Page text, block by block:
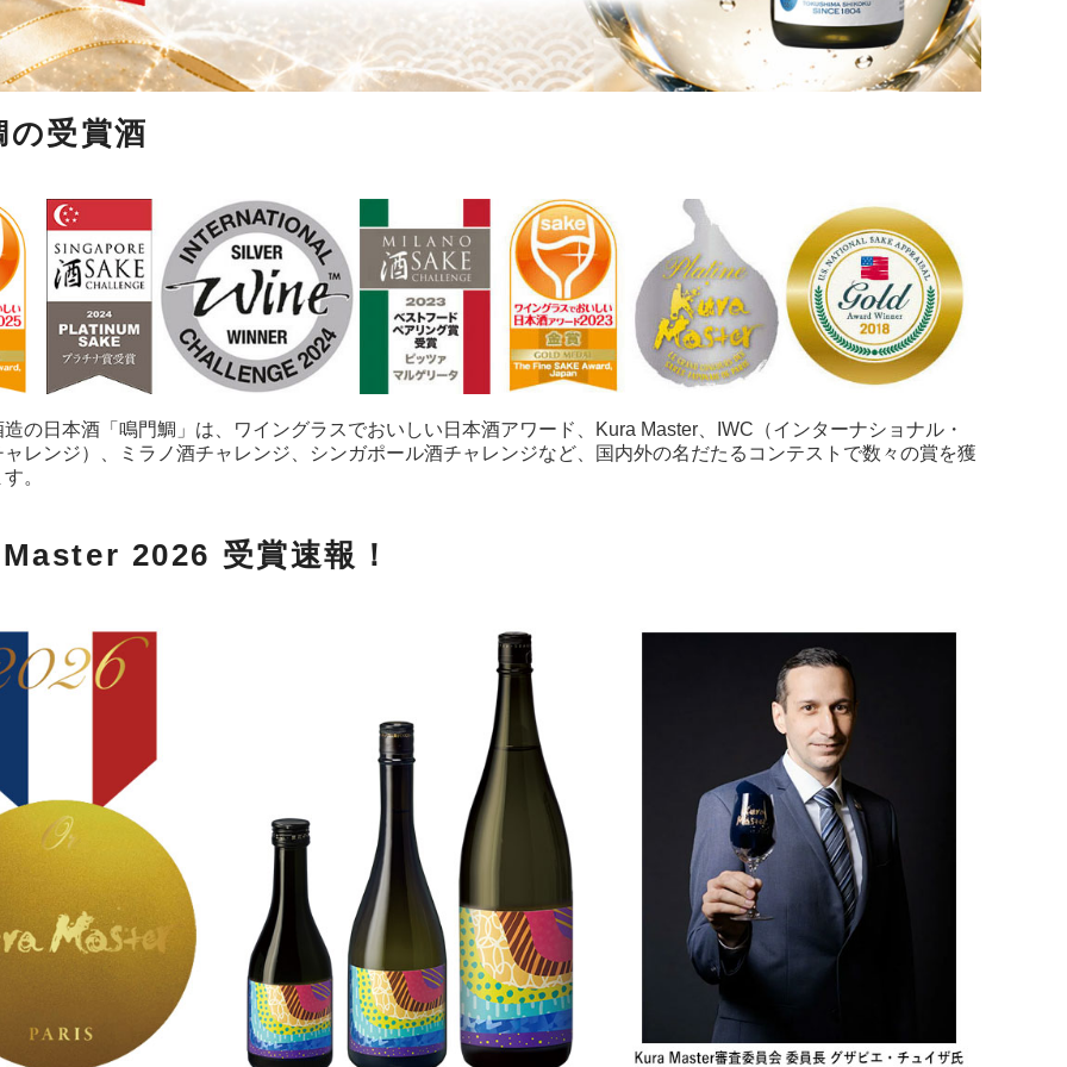
の受賞酒
の日本酒「鳴門鯛」は、ワイングラスでおいしい日本酒アワード、Kura Master、IWC（インターナショナル・
レンジ）、ミラノ酒チャレンジ、シンガポール酒チャレンジなど、国内外の名だたるコンテストで数々の賞を獲
。
2026 受賞速報！